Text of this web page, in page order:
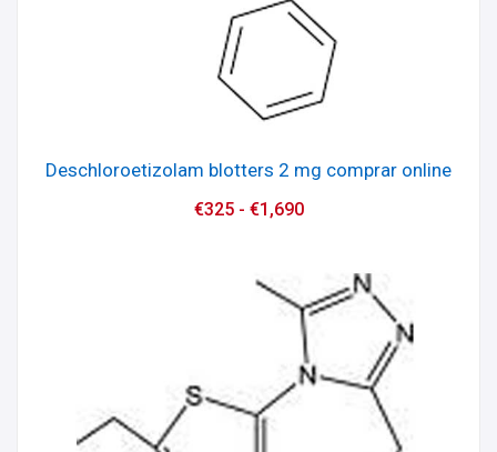
Deschloroetizolam blotters 2 mg comprar online
€325- €1,690